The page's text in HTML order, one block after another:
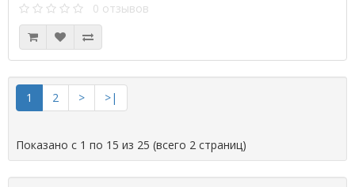
0 отзывов
1 2 > >|
Показано с 1 по 15 из 25 (всего 2 страниц)